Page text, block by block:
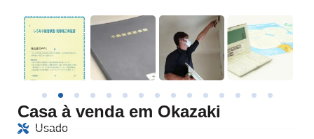
Casa à venda em Okazaki
Usado